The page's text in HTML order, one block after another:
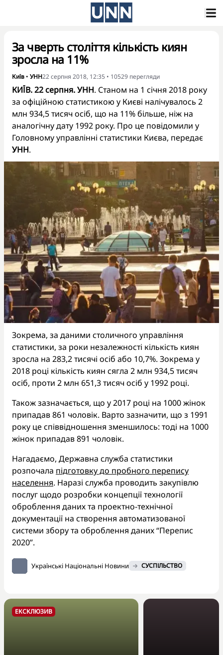
За чверть століття кількість киян
зросла на 11%
Київ • УНН22 серпня 2018, 12:35 • 10529 перегляди
КИЇВ. 22 серпня. УНН. Станом на 1 січня 2018 року
за офіційною статистикою у Києві налічувалось 2
млн 934,5 тисяч осіб, що на 11% більше, ніж на
аналогічну дату 1992 року. Про це повідомили у
Головному управлінні статистики Києва, передає
УНН.
Зокрема, за даними столичного управління
статистики, за роки незалежності кількість киян
зросла на 283,2 тисячі осіб або 10,7%. Зокрема у
2018 році кількість киян сягла 2 млн 934,5 тисяч
осіб, проти 2 млн 651,3 тисяч осіб у 1992 році.
Також зазначається, що у 2017 році на 1000 жінок
припадав 861 чоловік. Варто зазначити, що з 1991
року це співвідношення зменшилось: тоді на 1000
жінок припадав 891 чоловік.
Нагадаємо, Державна служба статистики
розпочала підготовку до пробного перепису
населення. Наразі служба проводить закупівлю
послуг щодо розробки концепції технології
оброблення даних та проектно-технічної
документації на створення автоматизованої
системи збору та оброблення даних “Перепис
2020”.
Українські Національні Новини СУСПІЛЬСТВО
ЕКСКЛЮЗИВ